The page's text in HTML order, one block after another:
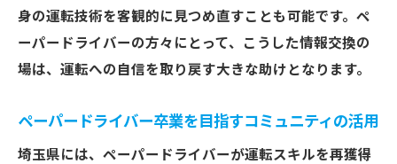
身の運転技術を客観的に見つめ直すことも可能です。ペ
ーパードライバーの方々にとって、こうした情報交換の
場は、運転への自信を取り戻す大きな助けとなります。
ペーパードライバー卒業を目指すコミュニティの活用
埼玉県には、ペーパードライバーが運転スキルを再獲得